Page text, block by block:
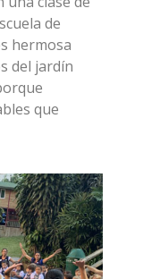
de
hermosa
del jardín
que